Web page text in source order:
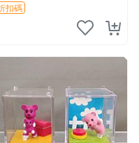
扣碼